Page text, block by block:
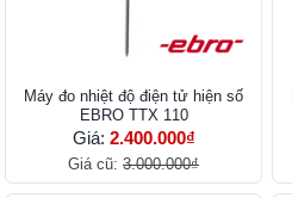
Máy đo nhiệt độ điện tử hiện số
EBRO TTX 110
Giá: 2.400.000₫
Giá cũ: 3.000.000₫